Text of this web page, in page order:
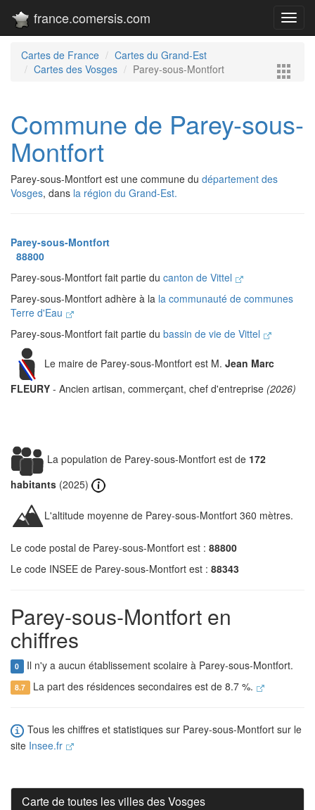
france.comersis.com
Cartes de France
Cartes du Grand-Est
Cartes des Vosges
Parey-sous-Montfort
Commune de Parey-sous-
Montfort
Parey-sous-Montfort est une commune du département des
Vosges, dans la région du Grand-Est.
Parey-sous-Montfort
88800
Parey-sous-Montfort fait partie du canton de Vittel
Parey-sous-Montfort adhère à la la communauté de communes
Terre d'Eau
Parey-sous-Montfort fait partie du bassin de vie de Vittel
Le maire de Parey-sous-Montfort est M. Jean Marc
FLEURY - Ancien artisan, commerçant, chef d'entreprise (2026)
La population de Parey-sous-Montfort est de 172
habitants (2025)
L'altitude moyenne de Parey-sous-Montfort 360 mètres.
Le code postal de Parey-sous-Montfort est : 88800
Le code INSEE de Parey-sous-Montfort est : 88343
Parey-sous-Montfort en
chiffres
0 Il n'y a aucun établissement scolaire à Parey-sous-Montfort.
8.7 La part des résidences secondaires est de 8.7 %.
Tous les chiffres et statistiques sur Parey-sous-Montfort sur le
site Insee.fr
Carte de toutes les villes des Vosges